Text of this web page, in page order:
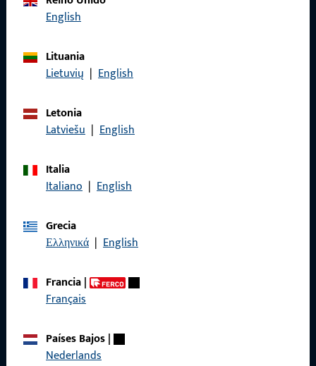
English
Lituania
Lietuvių | English
Letonia
Latviešu | English
Italia
Italiano | English
Grecia
Ελληνικά | English
Francia|
Français
Países Bajos|
Nederlands
Aviso legal
Condiciones generales
Acceso rápido
Sobre nosotros